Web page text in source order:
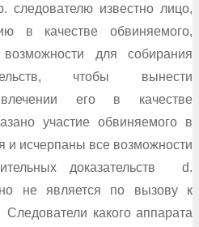
следователю известно лицо,
в качестве обвиняемого,
для собирания
чтобы вынести
его в качестве
участие обвиняемого в
и исчерпаны все возможности
доказательств d.
не является по вызову к
какого аппарата